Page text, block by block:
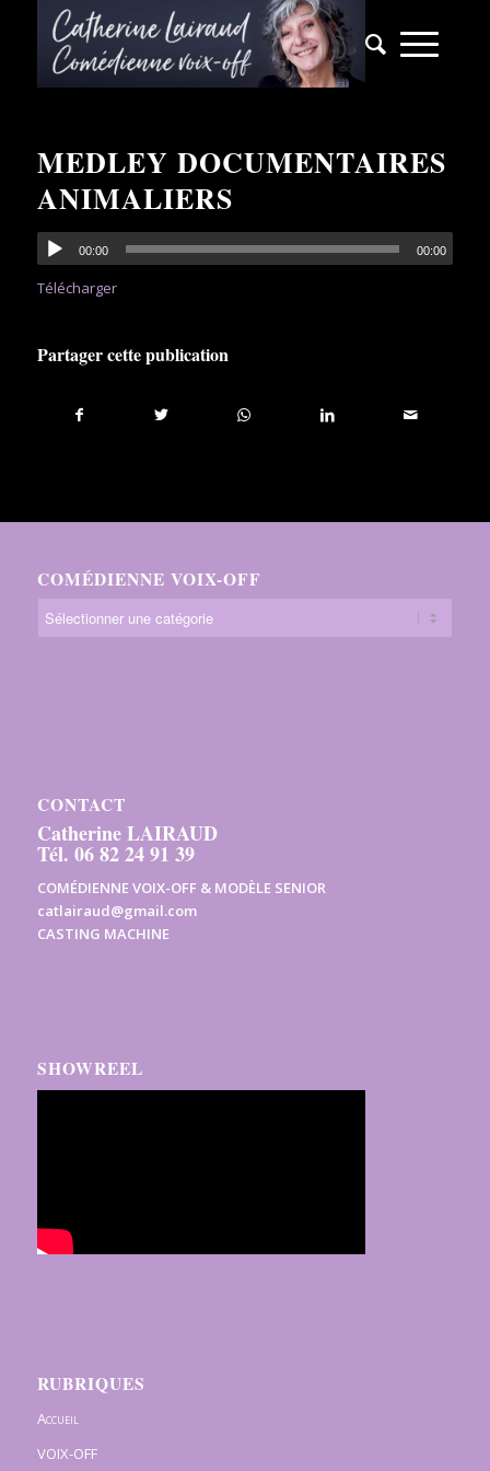
MEDLEY DOCUMENTAIRES
ANIMALIERS
00:00 00:00
Télécharger
Partager cette publication
COMÉDIENNE VOIX-OFF
CONTACT
Catherine LAIRAUD
Tél. 06 82 24 91 39
COMÉDIENNE VOIX-OFF & MODÈLE SENIOR
catlairaud@gmail.com
CASTING MACHINE
SHOWREEL
RUBRIQUES
Accueil
VOIX-OFF